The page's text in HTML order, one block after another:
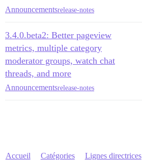
Announcementsrelease-notes
3.4.0.beta2: Better pageview
metrics, multiple category
moderator groups, watch chat
threads, and more
Announcementsrelease-notes
Accueil Catégories Lignes directrices